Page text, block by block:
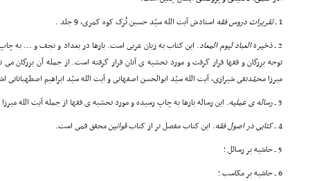
1 ـ تقریرات دروس فقه استادش آیت الله سیّد حسین تُرک کوه کمرى، 9 جلد .
2 ـ ذخیرةالعباد لیوم المعاد. این کتاب به زبان عربى است. بارها در بغداد و نجف و ... به
توجه بزرگان و فقها قرار گرفت و مورد تحشیه ی آنان قرار گرفته است. از جمله آن بزرگان
میرزا محمّدتقى شیرازى، آیت الله سیّد ابوالحسن اصفهانى و آیت الله سیّد ابراهیم اصطهباناتى
3 ـ رساله ی عملیه. این رساله بارها به چاپ رسیده و مورد تحشیه ی فقها از جمله آیت الله
4 ـ کتابى در اصول فقه. این کتاب مفصل تر از کتابقوانینمحقق قمى است.
5 ـ حاشیه بر رسائل ؛
6 ـ حاشیه بر مکاسب ؛